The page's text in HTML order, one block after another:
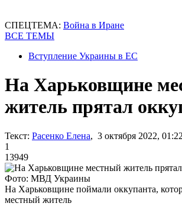
СПЕЦТЕМА: Война в Иране
ВСЕ ТЕМЫ
Вступление Украины в ЕС
На Харьковщине
житель прятал
Текст: Расенко Елена, 3 октября 2022, 01:22
1
13949
Фото: МВД Украины
На Харьковщине поймали оккупанта,
местный житель